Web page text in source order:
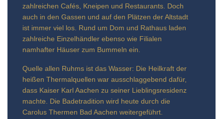
zahlreichen Cafés, Kneipen und Restaurants. Doch
auch in den Gassen und auf den Plätzen der Altstadt
ist immer viel los. Rund um Dom und Rathaus laden
zahlreiche Einzelhändler ebenso wie Filialen
namhafter Häuser zum Bummeln ein.
Quelle allen Ruhms ist das Wasser: Die Heilkraft der
heißen Thermalquellen war ausschlaggebend dafür,
dass Kaiser Karl Aachen zu seiner Lieblingsresidenz
machte. Die Badetradition wird heute durch die
Carolus Thermen Bad Aachen weitergeführt.